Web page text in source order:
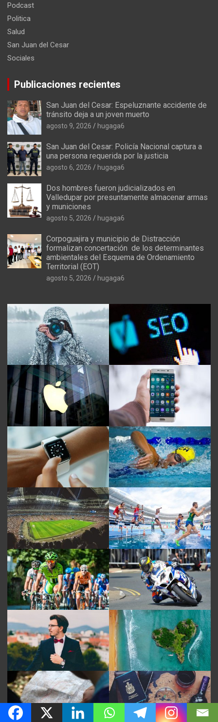
Podcast
Politica
Salud
San Juan del Cesar
Sociales
Publicaciones recientes
San Juan del Cesar: Espeluznante accidente de
tránsito deja a un joven muerto
agosto 9, 2026 hugaga6
San Juan del Cesar: Policía Nacional captura a
una persona requerida por la justicia
agosto 6, 2026 hugaga6
Dos hombres fueron judicializados en
Valledupar por presuntamente almacenar armas
y municiones
agosto 5, 2026 hugaga6
Corpoguajira y municipio de Distracción
formalizan concertación de los determinantes
ambientales del Esquema de Ordenamiento
Territorial (EOT)
agosto 5, 2026 hugaga6